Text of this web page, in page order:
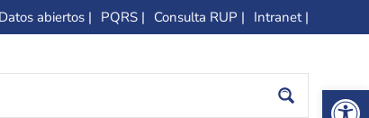
Datos abiertos | PQRS | Consulta RUP | Intranet |